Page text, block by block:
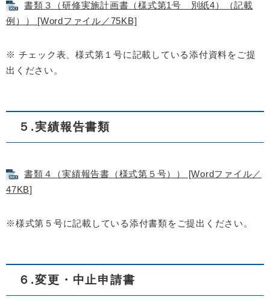
書類３（研修実施計画書（様式第1号 別紙4）（記載
例）） [Wordファイル／75KB]
※ チェック表、様式第１号に記載している添付資料をご提
出ください。
５.実績報告書類
書類４（実績報告書（様式第５号）） [Wordファイル／
47KB]
※様式第５号に記載している添付書類をご提出ください。
６.変更・中止申請書